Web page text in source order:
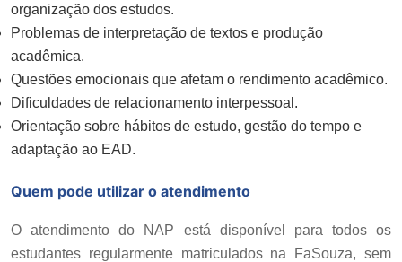
organização dos estudos.
Problemas de interpretação de textos e produção
acadêmica.
Questões emocionais que afetam o rendimento acadêmico.
Dificuldades de relacionamento interpessoal.
Orientação sobre hábitos de estudo, gestão do tempo e
adaptação ao EAD.
Quem pode utilizar o atendimento
O atendimento do NAP está disponível para todos os
estudantes regularmente matriculados na FaSouza, sem